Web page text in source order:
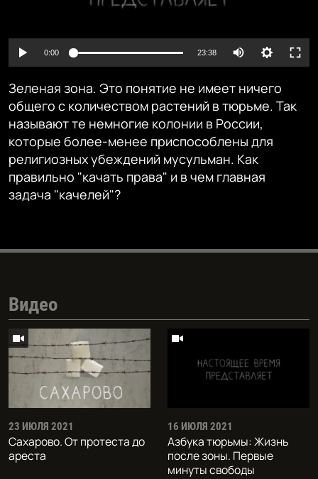
Auto
720p 1080p
0:00 23:38
480p
720p
1080p
Зеленая зона. Это понятие не имеет ничего
общего с количеством растений в тюрьме. Так
называют те немногие колонии в России,
которые более-менее приспособлены для
религиозных убеждений мусульман. Как
правильно "качать права" и в чем главная
задача "качелей"?
Видео
23 ИЮЛЯ 2021
Сахарово. От протеста до
ареста
16 ИЮЛЯ 2021
Азбука тюрьмы: Жизнь
после зоны. Первые
минуты свободы